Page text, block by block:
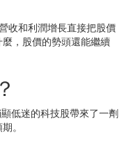
收和利潤增長直接把股價
，股價的勢頭還能繼續
低迷的科技股帶來了一劑
。